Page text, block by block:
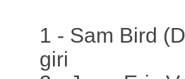
1 - Sam Bird
giri